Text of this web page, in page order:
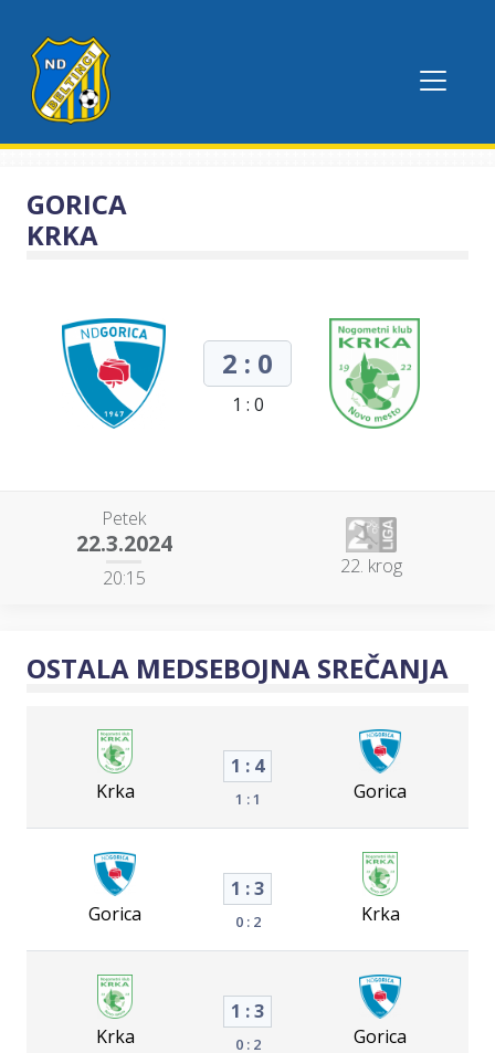
GORICA
KRKA
2 : 0
1 : 0
Petek
22.3.2024
20:15 22. krog
OSTALA MEDSEBOJNA SREČANJA
Krka
1 : 4
1 : 1 Gorica
Gorica
1 : 3
0 : 2 Krka
Krka
1 : 3
0 : 2 Gorica